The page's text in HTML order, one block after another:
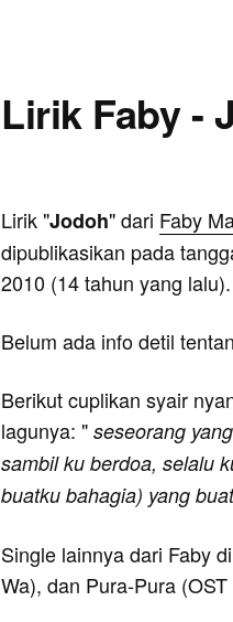
Lirik Faby -
Lirik "Jodoh" dari Faby
dipublikasikan pada
2010 (14 tahun yang lalu).
Belum ada info detil
Berikut cuplikan syair
lagunya: " seseorang
sambil ku berdoa, selalu
buatku bahagia) yang
Single lainnya dari Faby
Wa), dan Pura-Pura